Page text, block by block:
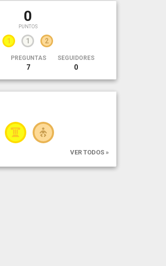
0
PUNTOS
1 1 2
PREGUNTAS
7
SEGUIDORES
0
VER TODOS »